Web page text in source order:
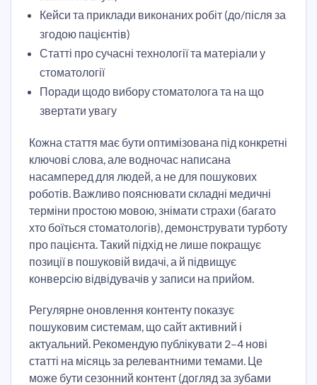
Кейси та приклади виконаних робіт (до/після за
згодою пацієнтів)
Статті про сучасні технології та матеріали у
стоматології
Поради щодо вибору стоматолога та на що
звертати увагу
Кожна стаття має бути оптимізована під конкретні
ключові слова, але водночас написана
насамперед для людей, а не для пошукових
роботів. Важливо пояснювати складні медичні
терміни простою мовою, знімати страхи (багато
хто боїться стоматологів), демонструвати турботу
про пацієнта. Такий підхід не лише покращує
позиції в пошуковій видачі, а й підвищує
конверсію відвідувачів у записи на прийом.
Регулярне оновлення контенту показує
пошуковим системам, що сайт активний і
актуальний. Рекомендую публікувати 2–4 нові
статті на місяць за релевантними темами. Це
може бути сезонний контент (догляд за зубами